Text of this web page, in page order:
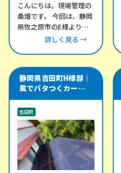
こんにちは。現場管理の
桑畑です。 今回は、静岡
県牧之原市のE様より、
外壁のメンテナンスにつ
詳しく見る →
静岡県吉田町H様邸｜
風でバタつくカーポー
ト・テラス屋根の波板
交換工事
吉田町
その他のリフォーム工事
外構工事